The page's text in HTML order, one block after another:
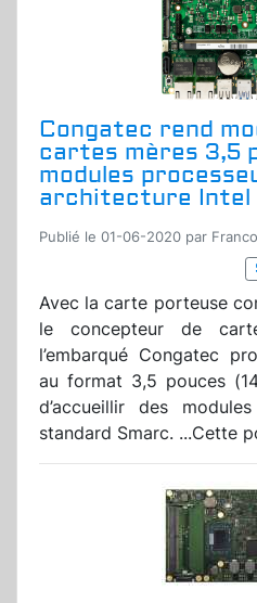
Congatec rend
cartes mères 3,5
modules
architecture Intel
Publié le 01-06-2020 par
Avec la carte porteuse
le concepteur de
l’embarqué Congatec
au format 3,5 pouces
d’accueillir des
standard Smarc. ...Cette